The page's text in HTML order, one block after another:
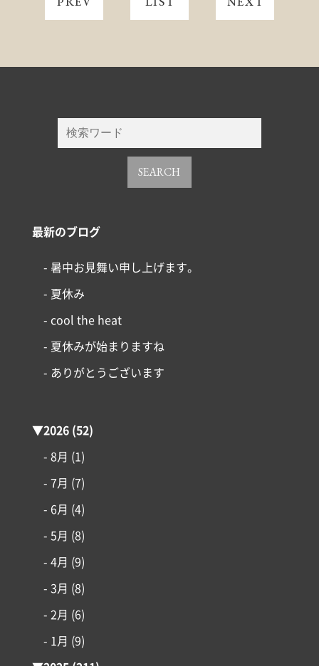
コンセプト
SEARCH
最新のブログ
- 暑中お見舞い申し上げます。
- 夏休み
- cool the heat
- 夏休みが始まりますね
- ありがとうございます
▼2026(52)
- 8月 (1)
- 7月 (7)
- 6月 (4)
- 5月 (8)
- 4月 (9)
- 3月 (8)
- 2月 (6)
- 1月 (9)